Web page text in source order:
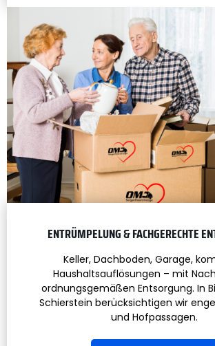
ENTRÜMPELUNG & FACHGERECHTE
Keller, Dachboden, Garage,
Haushaltsauflösungen – mit
ordnungsgemäßen Entsorgung. In
Schierstein berücksichtigen wir
und Hofpassagen.